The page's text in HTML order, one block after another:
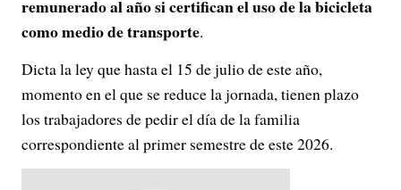
remunerado al año si certifican el uso de la bicicleta
como medio de transporte.
Dicta la ley que hasta el 15 de julio de este año,
momento en el que se reduce la jornada, tienen plazo
los trabajadores de pedir el día de la familia
correspondiente al primer semestre de este 2026.